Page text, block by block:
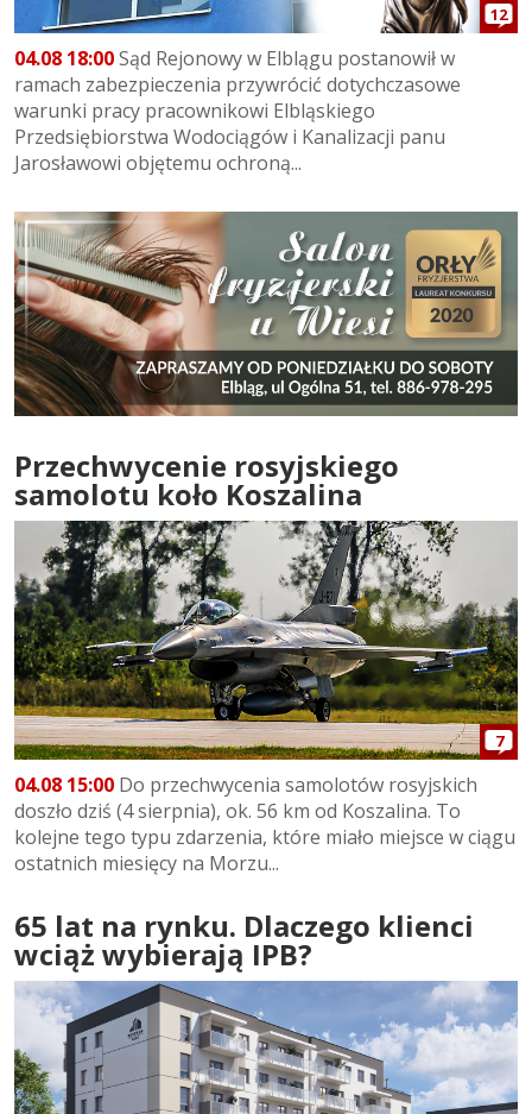
12
04.08 18:00Sąd Rejonowy w Elblągu postanowił w
ramach zabezpieczenia przywrócić dotychczasowe
warunki pracy pracownikowi Elbląskiego
Przedsiębiorstwa Wodociągów i Kanalizacji panu
Jarosławowi objętemu ochroną...
Przechwycenie rosyjskiego
samolotu koło Koszalina
7
04.08 15:00 Do przechwycenia samolotów rosyjskich
doszło dziś (4 sierpnia), ok. 56 km od Koszalina. To
kolejne tego typu zdarzenia, które miało miejsce w ciągu
ostatnich miesięcy na Morzu...
65 lat na rynku. Dlaczego klienci
wciąż wybierają IPB?